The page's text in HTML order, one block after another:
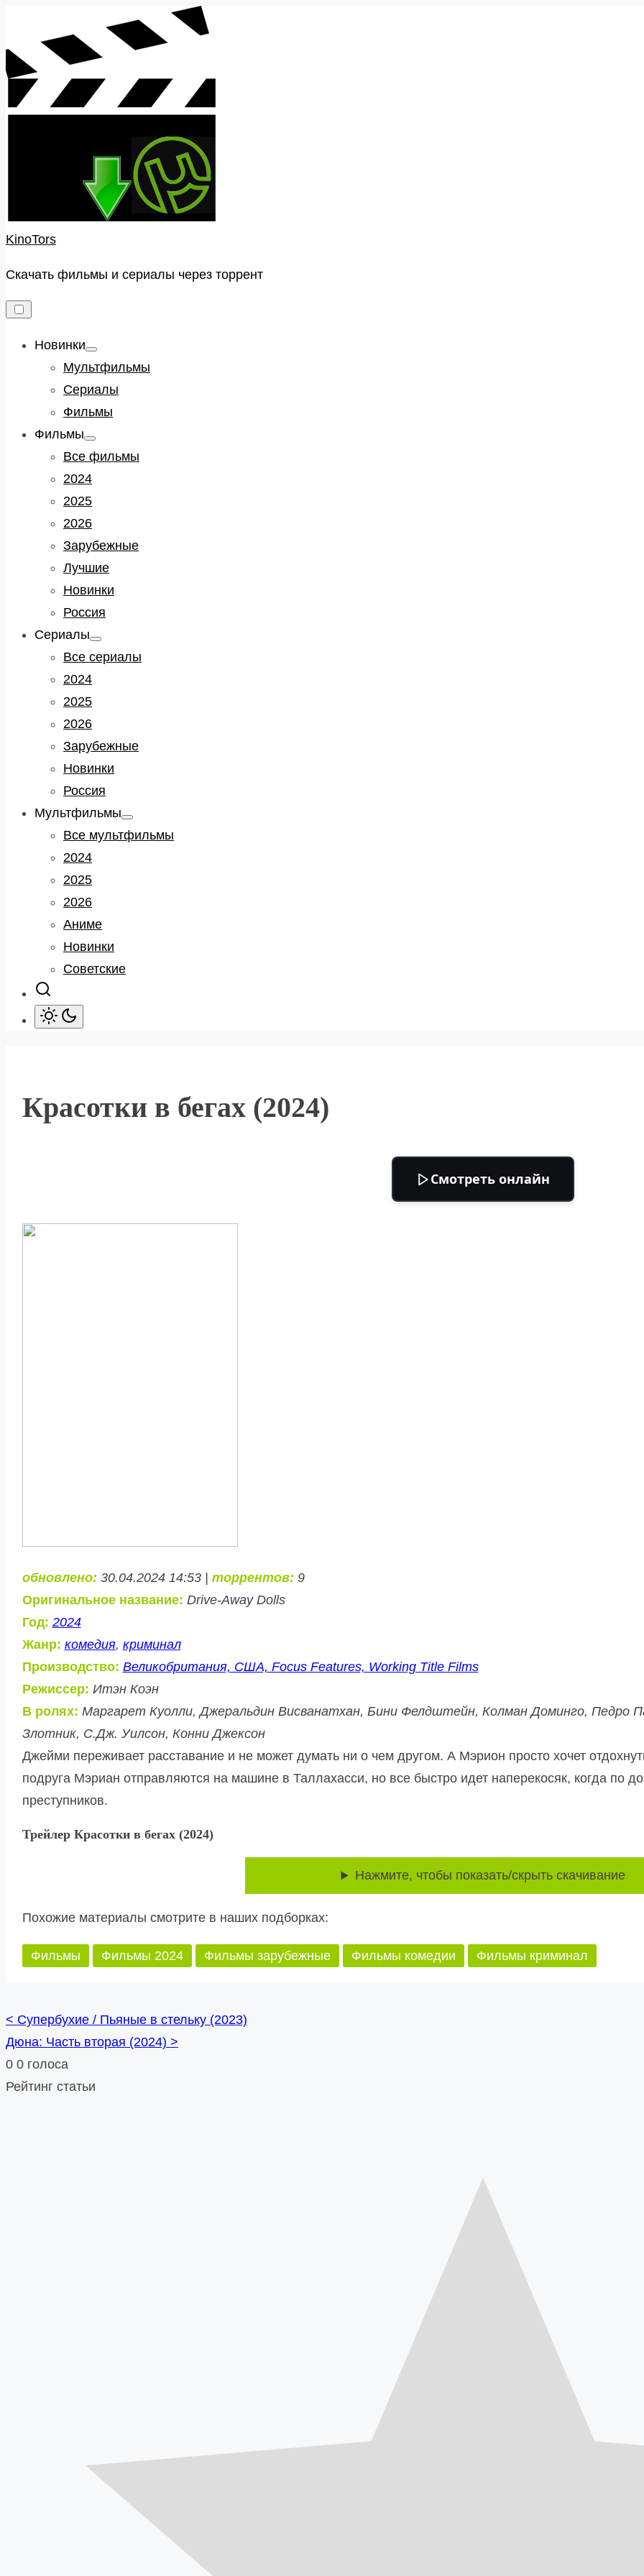
content
KinoTors
Скачать фильмы и сериалы через торрент
Новинки
Show
sub
menu
Мультфильмы
Сериалы
Фильмы
Фильмы
Show
sub
menu
Все фильмы
2024
2025
2026
Зарубежные
Лучшие
Новинки
Россия
Сериалы
Show
sub
menu
Все сериалы
2024
2025
2026
Зарубежные
Новинки
Россия
Мультфильмы
Show
sub
menu
Все мультфильмы
2024
2025
2026
Аниме
Новинки
Советские
Красотки в бегах (2024)
Смотреть онлайн
обновлено: 30.04.2024 14:53 | торрентов: 9
Оригинальное название: Drive-Away Dolls
Год: 2024
Жанр: комедия, криминал
Производство: Великобритания, США, Focus Features, Working Title Films
Режиссер: Итэн Коэн
В ролях: Маргарет Куолли, Джеральдин Висванатхан, Бини Фелдштейн, Колман Доминго, Педро
Злотник, С.Дж. Уилсон, Конни Джексон
Джейми переживает расставание и не может думать ни о чем другом. А Мэрион просто хочет
подруга Мэриан отправляются на машине в Таллахасси, но все быстро идет наперекосяк, когда по
преступников.
Трейлер Красотки в бегах (2024)
Нажмите, чтобы показать/скрыть скачивание
Похожие материалы смотрите в наших подборках:
Фильмы Фильмы 2024 Фильмы зарубежные Фильмы комедии Фильмы криминал
Posts
navigation
< Супербухие / Пьяные в стельку (2023)
Дюна: Часть вторая (2024) >
0 0 голоса
Рейтинг статьи